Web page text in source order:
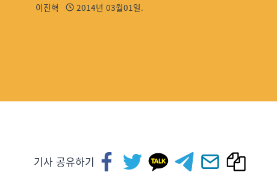
이진혁 2014년 03월01일.
기사 공유하기